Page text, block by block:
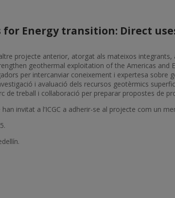
for Energy transition: Direct
projecte anterior, atorgat als mateixos
geothermal exploitation of the Americas and
per intercanviar coneixement i expertesa sobre
i avaluació dels recursos geotèrmics
de treball i col·laboració per preparar propostes de
invitat a l’ICGC a adherir-se al projecte com un